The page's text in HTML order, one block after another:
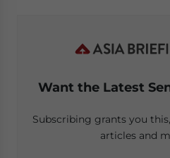
Want the Latest
Subscribing grants you
articles and